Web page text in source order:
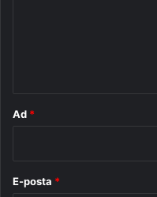
Ad *
E-posta *